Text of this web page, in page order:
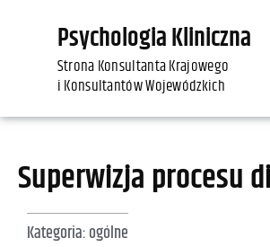
Psychologia Kliniczna
Strona Konsultanta Krajowego
i Konsultantów Wojewódzkich
Superwizja procesu
Kategoria:ogólne